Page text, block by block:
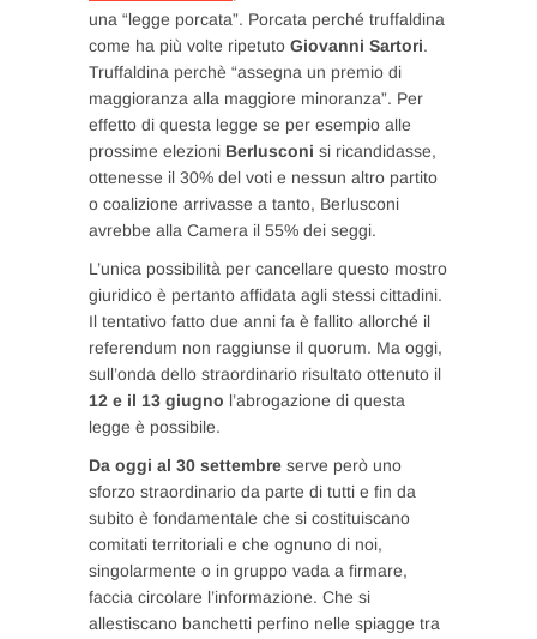
una “legge porcata”. Porcata perché truffaldina
come ha più volte ripetuto Giovanni Sartori.
Truffaldina perchè “assegna un premio di
maggioranza alla maggiore minoranza”. Per
effetto di questa legge se per esempio alle
prossime elezioni Berlusconi si ricandidasse,
ottenesse il 30% del voti e nessun altro partito
o coalizione arrivasse a tanto, Berlusconi
avrebbe alla Camera il 55% dei seggi.
L’unica possibilità per cancellare questo mostro
giuridico è pertanto affidata agli stessi cittadini.
Il tentativo fatto due anni fa è fallito allorché il
referendum non raggiunse il quorum. Ma oggi,
sull’onda dello straordinario risultato ottenuto il
12 e il 13 giugno l’abrogazione di questa
legge è possibile.
Da oggi al 30 settembre serve però uno
sforzo straordinario da parte di tutti e fin da
subito è fondamentale che si costituiscano
comitati territoriali e che ognuno di noi,
singolarmente o in gruppo vada a firmare,
faccia circolare l’informazione. Che si
allestiscano banchetti perfino nelle spiagge tra